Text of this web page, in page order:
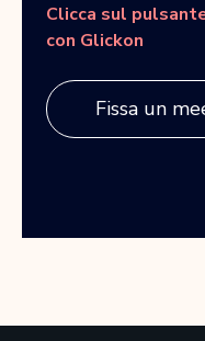
Clicca sul
con Glickon
Fissa un